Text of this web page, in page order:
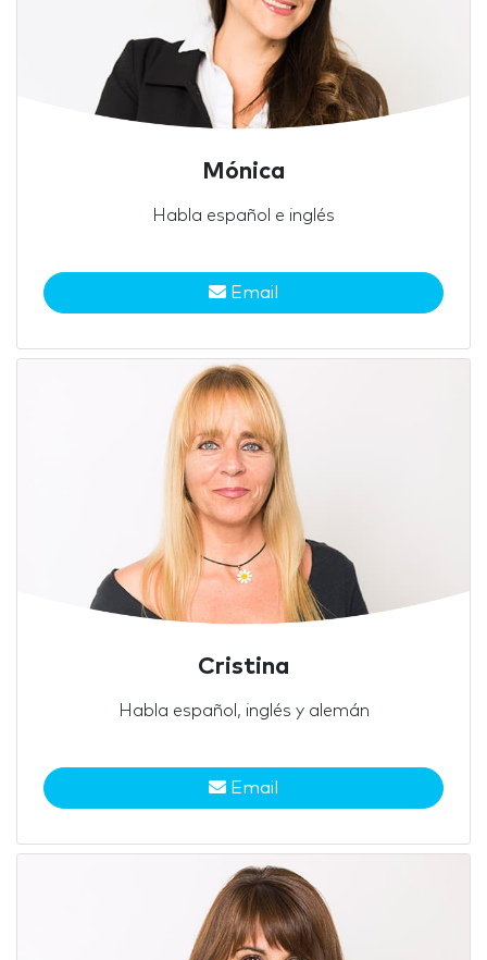
Mónica
Habla español e inglés
Email
Cristina
Habla español, inglés y alemán
Email